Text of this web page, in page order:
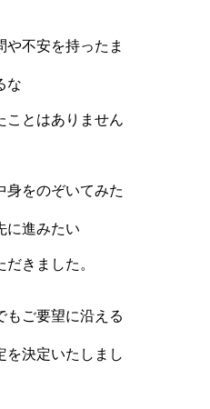
や不安を持ったま
な
ことはありません
身をのぞいてみた
に進みたい
きました。
もご要望に沿える
を決定いたしまし